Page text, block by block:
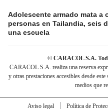
Adolescente armado mata a
personas en Tailandia, seis
una escuela
© CARACOL S.A.
CARACOL S.A. realiza una reserva
y otras prestaciones accesibles desde
medios que
Aviso legal Política de